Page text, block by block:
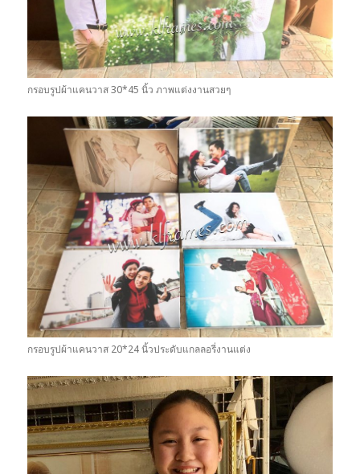
กรอบรูปผ้าแคนวาส 30*45 นิ้ว ภาพแต่งงานสวยๆ
กรอบรูปผ้าแคนวาส 20*24 นิ้วประดับแกลลอรี่งานแต่ง